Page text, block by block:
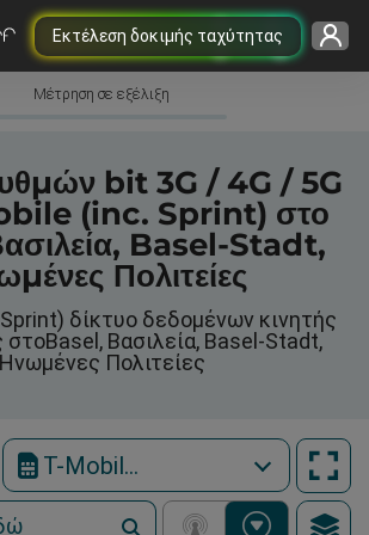
Εκτέλεση δοκιμής ταχύτητας
Μέτρηση σε εξέλιξη
bit 3G / 4G / 5G
(inc. Sprint) στο
Basel-Stadt,
Πολιτείες
δίκτυο δεδομένων κινητής
Βασιλεία, Basel-Stadt,
Ηνωμένες Πολιτείες
T-Mobile (inc. Sprint)